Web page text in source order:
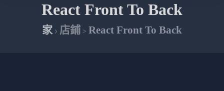
React Front To Back
家 店鋪 > React Front To Back